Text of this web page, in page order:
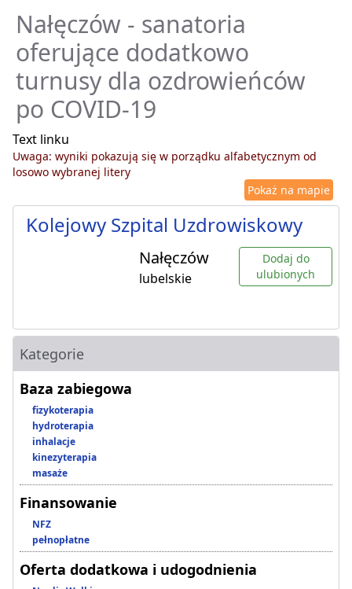
Nałęczów - sanatoria
oferujące dodatkowo
turnusy dla ozdrowieńców
po COVID-19
Text linku
Uwaga: wyniki pokazują się w porządku alfabetycznym od
losowo wybranej litery
Pokaż na mapie
Kolejowy Szpital Uzdrowiskowy
Nałęczów
lubelskie
Dodaj do
ulubionych
Kategorie
Baza zabiegowa
fizykoterapia
hydroterapia
inhalacje
kinezyterapia
masaże
Finansowanie
NFZ
pełnopłatne
Oferta dodatkowa i udogodnienia